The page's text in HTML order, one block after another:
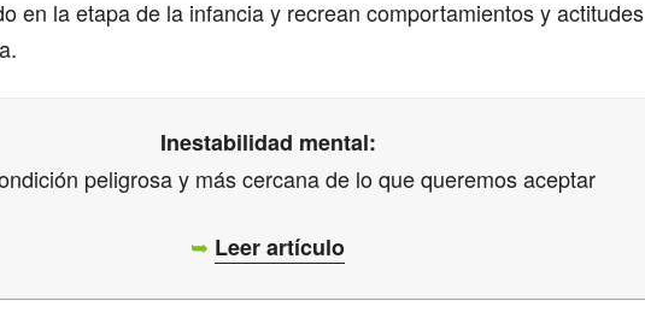
en la etapa de la infancia y recrean comportamientos y actitudes
Inestabilidad mental:
peligrosa y más cercana de lo que queremos aceptar
➥ Leer artículo